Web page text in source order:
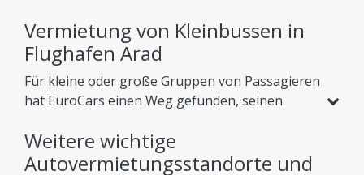
Urlaub oder einer Geschäftsreise sind. Neben
dem regulären Autovermietungsservice bieten
wir unseren Kunden verschiedene
Dienstleistungen an, die es ihnen ermöglichen,
die Landschaft zu genießen oder sich in einer
davon ist derFlughafentransfer vom
Flughafen Flughafen Arad. Es soll Ihnen
Vermietung von Kleinbussen in
Flughafen Arad
Für kleine oder große Gruppen von Passagieren
hat EuroCars einen Weg gefunden, seinen
zu begeben. Kleinbus Flughafen Arad für
Touren und Events mieten Unser Kleinbus
Weitere wichtige
Autovermietungsstandorte und